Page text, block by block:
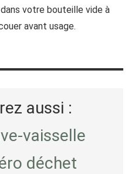
votre bouteille vide à
avant usage.
aussi :
vaisselle
déchet